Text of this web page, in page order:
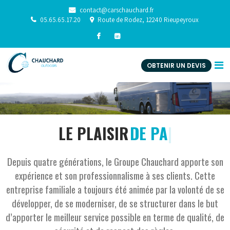
contact@carschauchard.fr
05.65.65.17.20
Route de Rodez, 12240 Rieupeyroux
OBTENIR UN DEVIS
LE PLAISIRDE PARTIR EN V
Depuis quatre générations, le Groupe Chauchard apporte son
expérience et son professionnalisme à ses clients. Cette
entreprise familiale a toujours été animée par la volonté de se
développer, de se moderniser, de se structurer dans le but
d’apporter le meilleur service possible en terme de qualité, de